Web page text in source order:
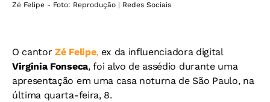
Zé Felipe - Foto: Reprodução | Redes Sociais
O cantor Zé Felipe,ex da influenciadora digital
Virginia Fonseca, foi alvo de assédio durante uma
apresentação em uma casa noturna de São Paulo, na
última quarta-feira, 8.